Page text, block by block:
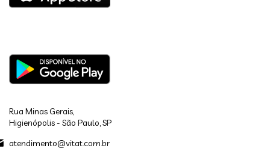
Rua Minas Gerais,
Higienópolis - São Paulo, SP
atendimento@vitat.com.br